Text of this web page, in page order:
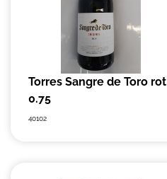
Torres Sangre de Toro rot
0.75
40102